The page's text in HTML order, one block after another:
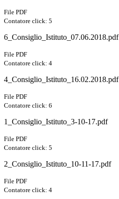
File PDF
Contatore click: 5
6_Consiglio_Istituto_07.06.2018.pdf
File PDF
Contatore click: 4
4_Consiglio_Istituto_16.02.2018.pdf
File PDF
Contatore click: 6
1_Consiglio_Istituto_3-10-17.pdf
File PDF
Contatore click: 5
2_Consiglio_Istituto_10-11-17.pdf
File PDF
Contatore click: 4